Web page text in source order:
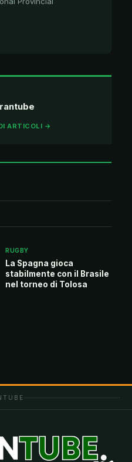
ARTICOLI →
RUGBY
La Spagna gioca
stabilmente con il Brasile
nel torneo di Tolosa